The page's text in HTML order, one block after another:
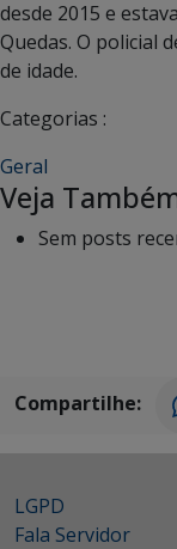
desde 2015 e
Quedas. O policial
de idade.
Categorias :
Geral
Veja
Sem posts
Compartilhe:
LGPD
Fala Servidor